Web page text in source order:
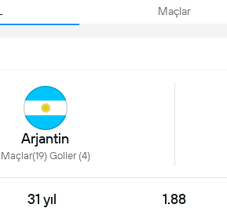
Maçlar
Arjantin
Maçlar(19) Goller (4)
31 yıl 1.88